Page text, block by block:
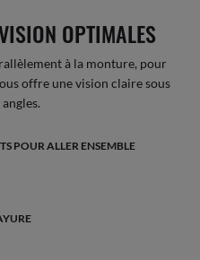
OPTIMALES
à la monture, pour
offre une vision claire sous
POUR ALLER ENSEMBLE